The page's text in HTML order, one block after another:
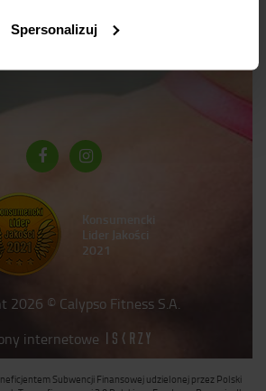
Spersonalizuj
dokumenty do pobrania
mapa strony
Konsumencki
Lider Jakości
2021
2026 © Calypso Fitness S.A.
internetowe
Subwencji Finansowej udzielonej przez Polski